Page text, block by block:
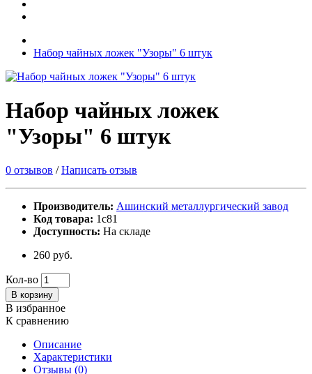
Набор чайных ложек "Узоры" 6 штук
Набор чайных ложек
"Узоры" 6 штук
0 отзывов /Написать отзыв
Производитель: Ашинский металлургический завод
Код товара: 1с81
Доступность: На складе
260 руб.
Кол-во
В корзину
В избранное
К сравнению
Описание
Характеристики
Отзывы (0)